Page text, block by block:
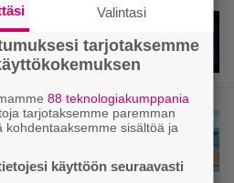
– arvostelussa
–
Valintasi
tarjotaksemme
88 teknologiakumppania
tarjotaksemme paremman
kohdentaaksemme sisältöä ja
käyttöön seuraavasti